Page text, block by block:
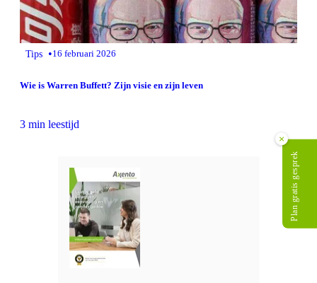
Tips •16 februari 2026
Wie is Warren Buffett? Zijn visie en zijn leven
3 min leestijd
×
Plan gratis gesprek